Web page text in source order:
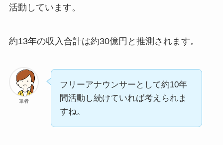
活動しています。
約13年の収入合計は約30億円と推測されます。
筆者
フリーアナウンサーとして約10年
間活動し続けていれば考えられま
すね。